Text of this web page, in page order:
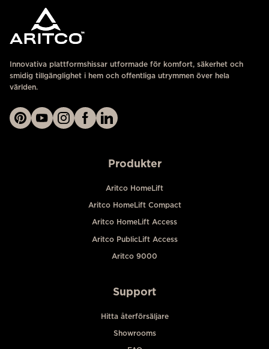
Innovativa plattformshissar utformade för komfort, säkerhet och
smidig tillgänglighet i hem och offentliga utrymmen över hela
världen.
Produkter
Aritco HomeLift
Aritco HomeLift Compact
Aritco HomeLift Access
Aritco PublicLift Access
Aritco 9000
Support
Hitta återförsäljare
Showrooms